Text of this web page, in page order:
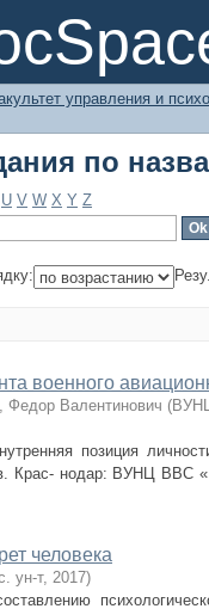
по
управления и
по
U V W X Y Z
военного
Федор Валентинович (
позиция
нодар: ВУНЦ ВВС
человека
ун-т, 2017)